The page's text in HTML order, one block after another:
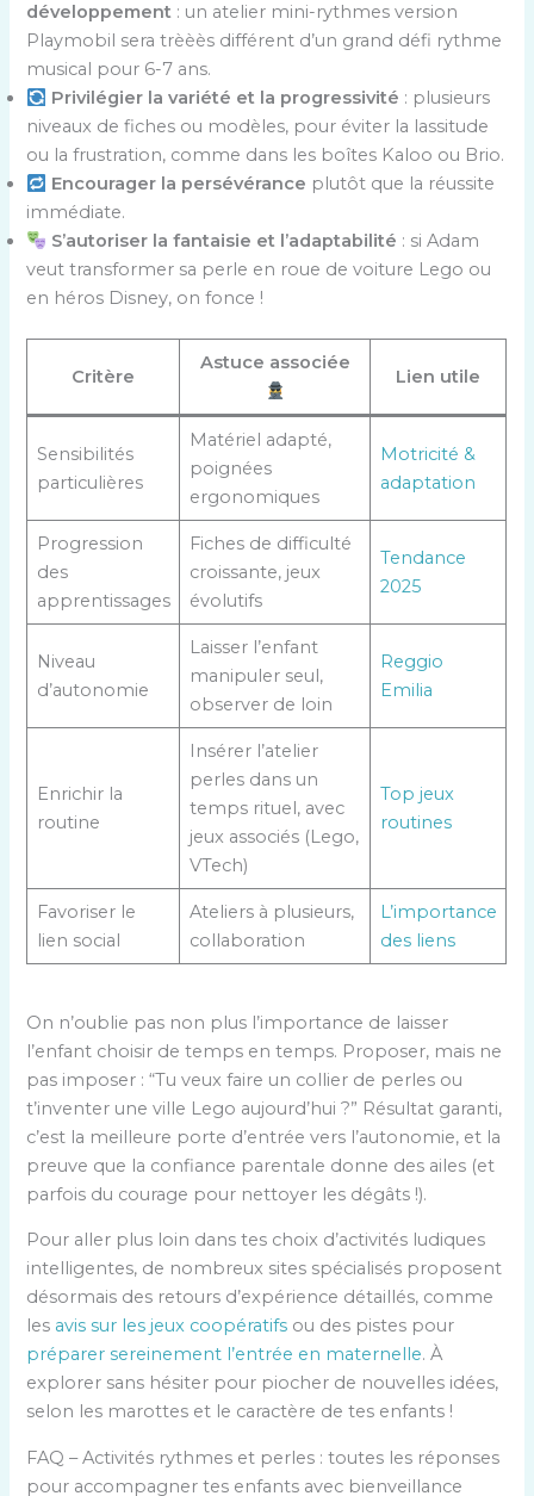
développement : un atelier mini-rythmes version
Playmobil sera trèèès différent d’un grand défi rythme
musical pour 6-7 ans.
Privilégier la variété et la progressivité : plusieurs
niveaux de fiches ou modèles, pour éviter la lassitude
ou la frustration, comme dans les boîtes Kaloo ou Brio.
Encourager la persévérance plutôt que la réussite
immédiate.
S’autoriser la fantaisie et l’adaptabilité : si Adam
veut transformer sa perle en roue de voiture Lego ou
en héros Disney, on fonce !
Critère
Astuce associée
Lien utile
Sensibilités
particulières
Matériel adapté,
poignées
ergonomiques
Motricité &
adaptation
Progression
des
apprentissages
Fiches de difficulté
croissante, jeux
évolutifs
Tendance
2025
Niveau
d’autonomie
Laisser l’enfant
manipuler seul,
observer de loin
Reggio
Emilia
Enrichir la
routine
Insérer l’atelier
perles dans un
temps rituel, avec
jeux associés (Lego,
VTech)
Top jeux
routines
Favoriser le
lien social
Ateliers à plusieurs,
collaboration
L’importance
des liens
On n’oublie pas non plus l’importance de laisser
l’enfant choisir de temps en temps. Proposer, mais ne
pas imposer : “Tu veux faire un collier de perles ou
t’inventer une ville Lego aujourd’hui ?” Résultat garanti,
c’est la meilleure porte d’entrée vers l’autonomie, et la
preuve que la confiance parentale donne des ailes (et
parfois du courage pour nettoyer les dégâts !).
Pour aller plus loin dans tes choix d’activités ludiques
intelligentes, de nombreux sites spécialisés proposent
désormais des retours d’expérience détaillés, comme
les avis sur les jeux coopératifs ou des pistes pour
préparer sereinement l’entrée en maternelle. À
explorer sans hésiter pour piocher de nouvelles idées,
selon les marottes et le caractère de tes enfants !
FAQ – Activités rythmes et perles : toutes les réponses
pour accompagner tes enfants avec bienveillance